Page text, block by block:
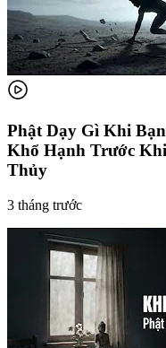
Phật Dạy Gì Khi
Khổ Hạnh Trước
Thủy
3 tháng trước